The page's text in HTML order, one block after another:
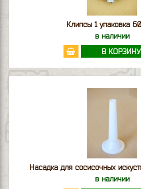
Клипсы 1 упаковка
в наличии
В КОРЗИНУ
Насадка для сосисочных
в наличии